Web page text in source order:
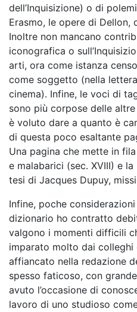
dell’Inquisizione) o di
Erasmo, le opere di Dellon,
Inoltre non mancano
iconografica o
arti, ora come istanza
come soggetto (nella
cinema). Infine, le voci di
sono più corpose delle
è voluto dare a quanto è
di questa poco esaltante
Una pagina che mette in
e malabarici (sec. XVIII) e
tesi di Jacques Dupuy,
Infine, poche
dizionario ho contratto
valgono i momenti difficili
imparato molto dai colleghi
affiancato nella redazione
spesso faticoso, con
avuto l’occasione di
lavoro di uno studioso